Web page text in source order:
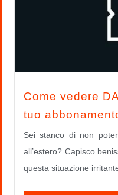
Come vedere
tuo
Sei stanco di non
all’estero? Capisco
questa situazione